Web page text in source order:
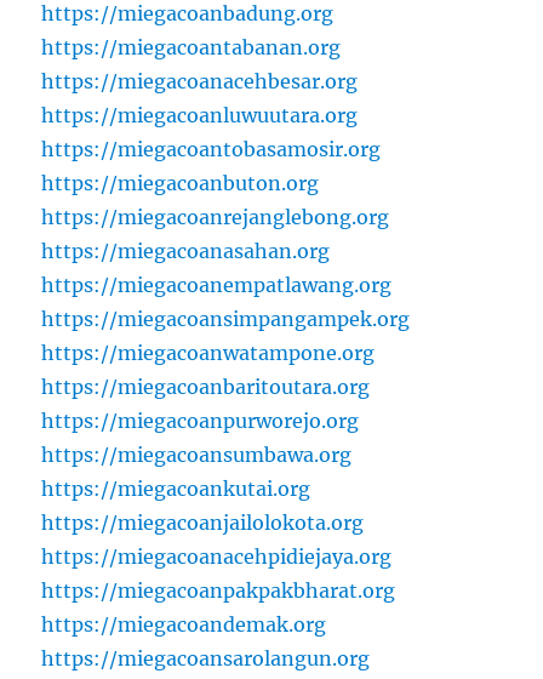
https://miegacoanbadung.org
https://miegacoantabanan.org
https://miegacoanacehbesar.org
https://miegacoanluwuutara.org
https://miegacoantobasamosir.org
https://miegacoanbuton.org
https://miegacoanrejanglebong.org
https://miegacoanasahan.org
https://miegacoanempatlawang.org
https://miegacoansimpangampek.org
https://miegacoanwatampone.org
https://miegacoanbaritoutara.org
https://miegacoanpurworejo.org
https://miegacoansumbawa.org
https://miegacoankutai.org
https://miegacoanjailolokota.org
https://miegacoanacehpidiejaya.org
https://miegacoanpakpakbharat.org
https://miegacoandemak.org
https://miegacoansarolangun.org